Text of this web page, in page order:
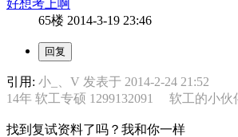
好想考上啊
65楼 2014-3-19 23:46
引用: 小_、V 发表于 2014-2-24 21:52
14年 软工专硕 1299132091 软工的小伙
找到复试资料了吗？我和你一样